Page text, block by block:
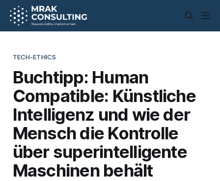
TECH-ETHICS
Buchtipp: Human
Compatible: Künstliche
Intelligenz und wie der
Mensch die Kontrolle
über superintelligente
Maschinen behält